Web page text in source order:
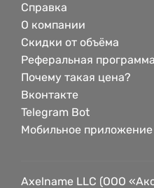
Справка
О компании
Скидки от объёма
Реферальная программа
Почему такая цена?
Вконтакте
Telegram Bot
Мобильное приложение
Axelname LLC (ООО